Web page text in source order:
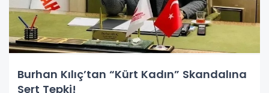
Burhan Kılıç’tan “Kürt Kadın” Skandalına
Sert Tepki!